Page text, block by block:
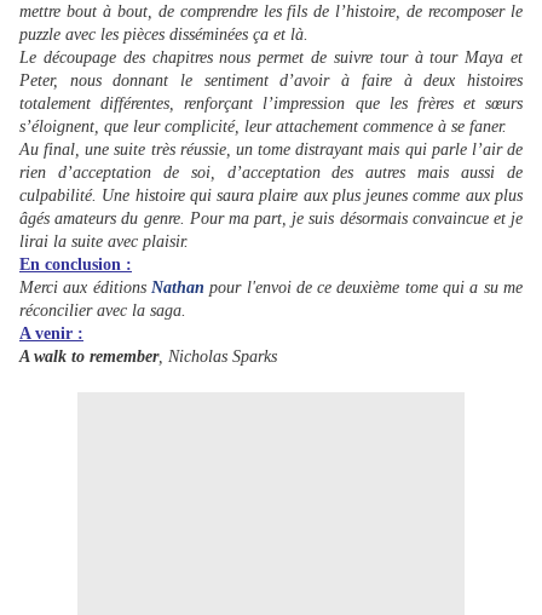
mettre bout à bout, de comprendre les fils de l’histoire, de recomposer le
puzzle avec les pièces disséminées ça et là.
Le découpage des chapitres nous permet de suivre tour à tour Maya et
Peter, nous donnant le sentiment d’avoir à faire à deux histoires
totalement différentes, renforçant l’impression que les frères et sœurs
s’éloignent, que leur complicité, leur attachement commence à se faner.
Au final, une suite très réussie, un tome distrayant mais qui parle l’air de
rien d’acceptation de soi, d’acceptation des autres mais aussi de
culpabilité. Une histoire qui saura plaire aux plus jeunes comme aux plus
âgés amateurs du genre. Pour ma part, je suis désormais convaincue et je
lirai la suite avec plaisir.
En conclusion :
Merci aux éditions Nathan pour l'envoi de ce deuxième tome qui a su me
réconcilier avec la saga.
A venir :
A walk to remember, Nicholas Sparks